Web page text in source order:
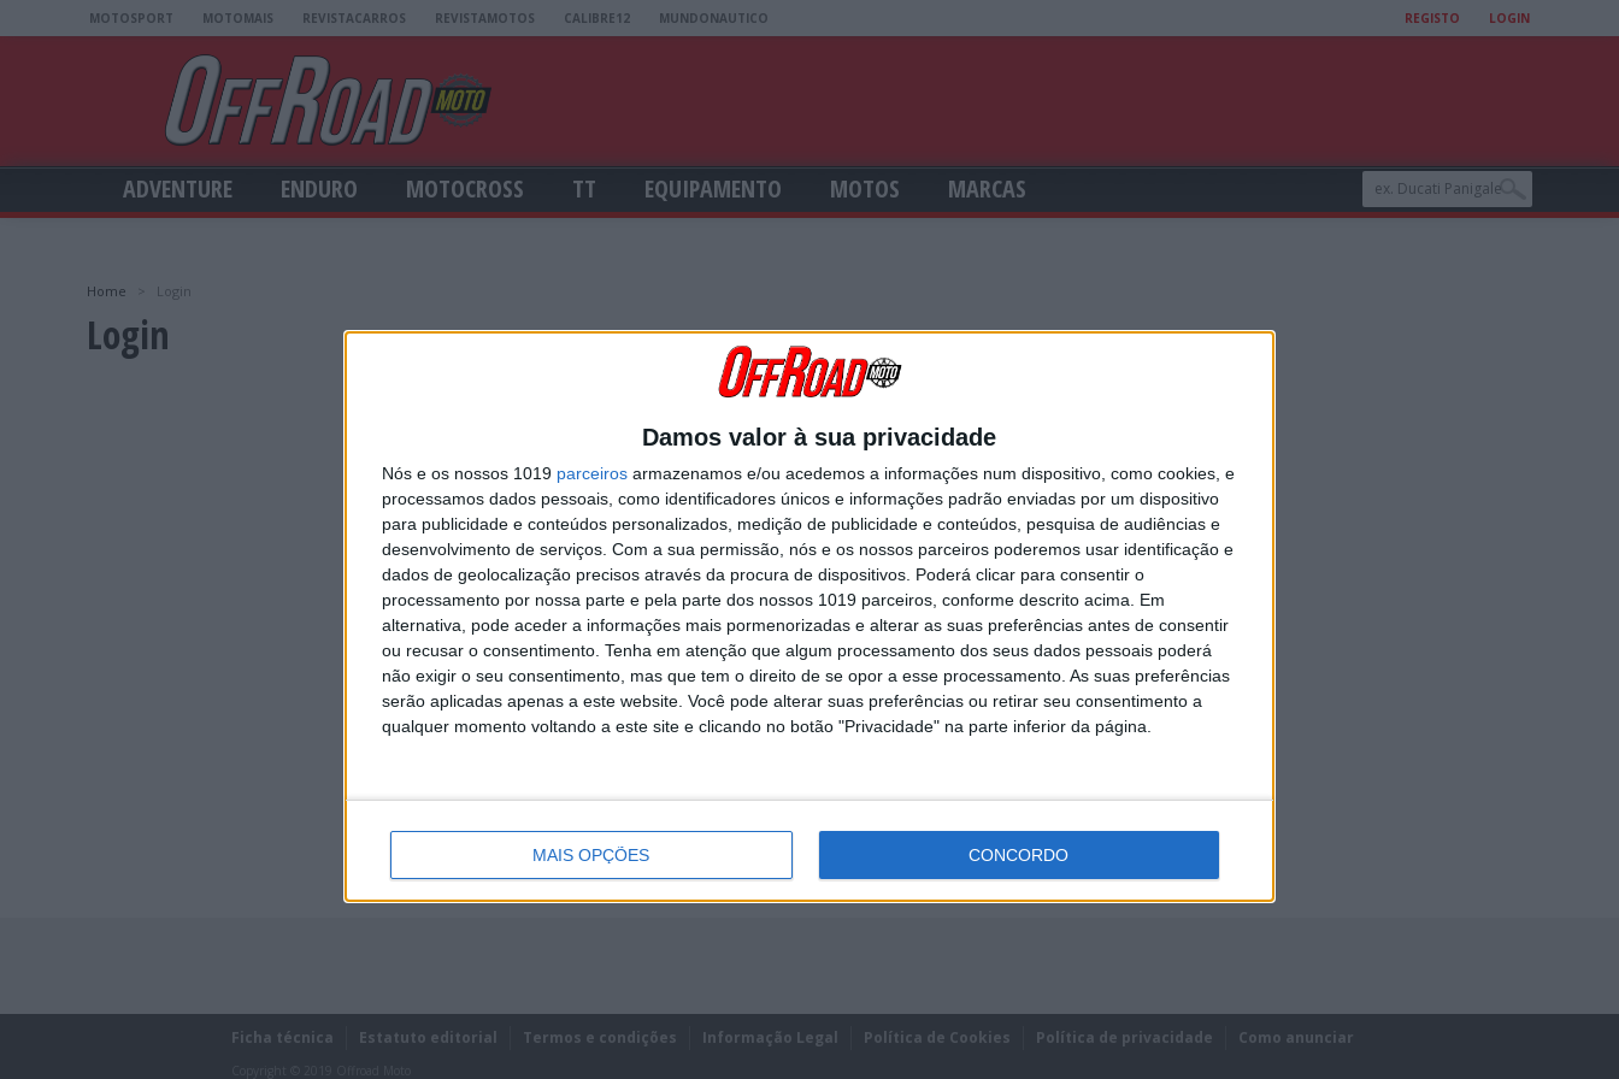
Damos valor à sua privacidade
Nós e os nossos 1019 parceiros armazenamos e/ou acedemos a informações num dispositivo, como cookies, e
processamos dados pessoais, como identificadores únicos e informações padrão enviadas por um dispositivo
para publicidade e conteúdos personalizados, medição de publicidade e conteúdos, pesquisa de audiências e
desenvolvimento de serviços. Com a sua permissão, nós e os nossos parceiros poderemos usar identificação e
dados de geolocalização precisos através da procura de dispositivos. Poderá clicar para consentir o
processamento por nossa parte e pela parte dos nossos 1019 parceiros, conforme descrito acima. Em
alternativa, pode aceder a informações mais pormenorizadas e alterar as suas preferências antes de consentir
ou recusar o consentimento. Tenha em atenção que algum processamento dos seus dados pessoais poderá
não exigir o seu consentimento, mas que tem o direito de se opor a esse processamento. As suas preferências
serão aplicadas apenas a este website. Você pode alterar suas preferências ou retirar seu consentimento a
qualquer momento voltando a este site e clicando no botão "Privacidade" na parte inferior da página.
MAIS OPÇÕES CONCORDO
MOTOSPORT MOTOMAIS REVISTACARROS REVISTAMOTOS CALIBRE12 MUNDONAUTICO REGISTO LOGIN
ADVENTURE ENDURO MOTOCROSS TT EQUIPAMENTO MOTOS MARCAS
Home Login
Login
PASSWORD
REMEMBER?
Ficha técnica Estatuto editorial Termos e condições Informação Legal Política de Cookies Política de privacidade Como anunciar